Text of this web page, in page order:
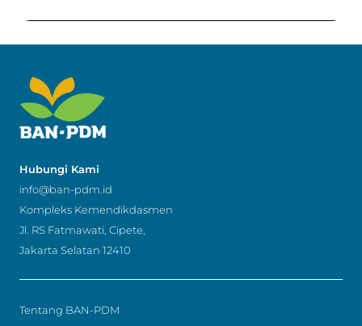
Hubungi Kami
info@ban-pdm.id
Kompleks Kemendikdasmen
Jl. RS Fatmawati, Cipete,
Jakarta Selatan 12410
Tentang BAN-PDM